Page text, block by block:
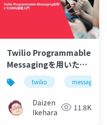
voice sms ノーコ
Twilio Programmable
Messagingを用いた
SMS送信入門
twilio messaging
Daizen
Ikehara
11.8K